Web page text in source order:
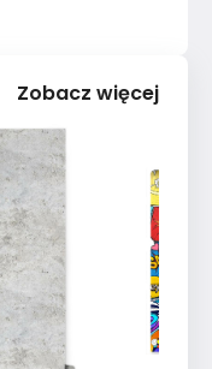
Zobacz więcej